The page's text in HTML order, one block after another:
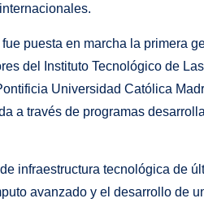
puesta en marcha la primera
del Instituto Tecnológico de
Universidad Católica
a través de programas
infraestructura tecnológica de
avanzado y el desarrollo de